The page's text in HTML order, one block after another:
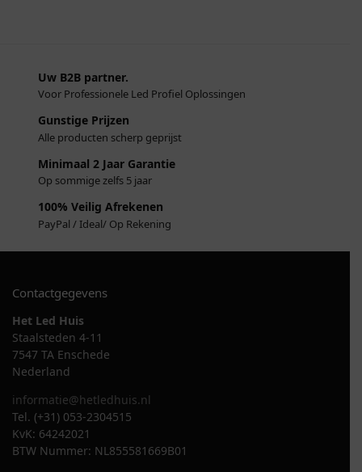
Uw B2B partner.
Voor Professionele Led Profiel Oplossingen
Gunstige Prijzen
Alle producten scherp geprijst
Minimaal 2 Jaar Garantie
Op sommige zelfs 5 jaar
100% Veilig Afrekenen
PayPal / Ideal/ Op Rekening
Contactgegevens
Het Led Huis
Staalsteden 4-11
7547 TA Enschede
Nederland
informatie@hetledhuis.nl
Tel. (+31) 053-2304515
KvK: 64242021
BTW Nummer: NL855581669B01